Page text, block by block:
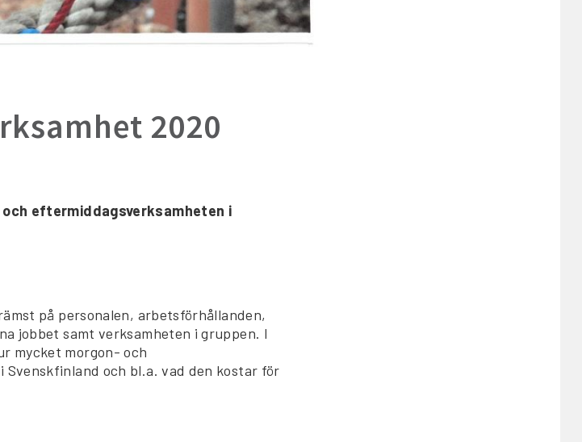
2020
eftermiddagsverksamheten i
på personalen, arbetsförhållanden,
jobbet samt verksamheten i gruppen. I
mycket morgon- och
och bl.a. vad den kostar för